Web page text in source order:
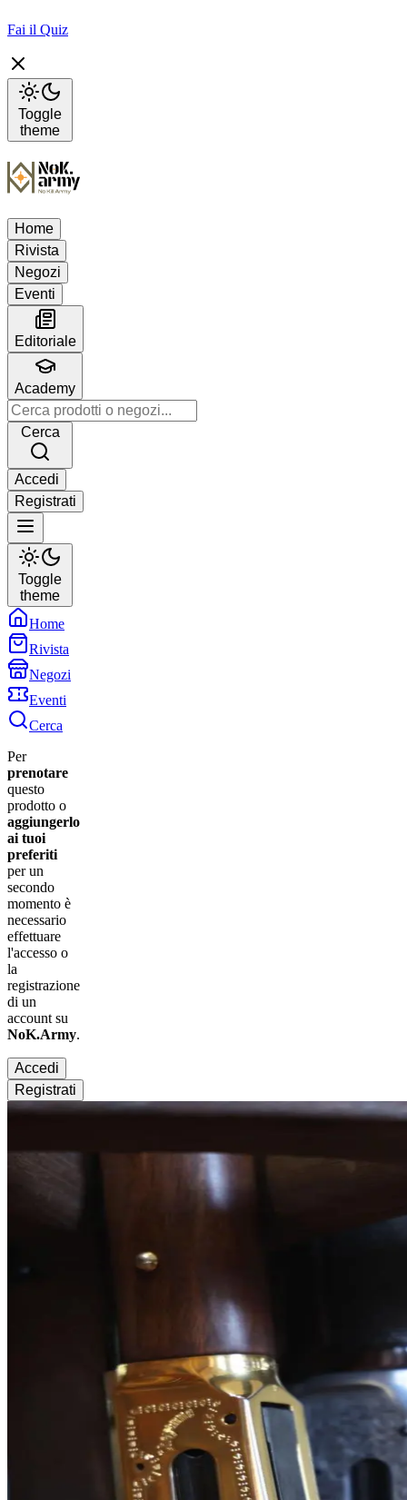
Fai il Quiz
Toggle
theme
Home
Rivista
Negozi
Eventi
Editoriale
Academy
Accedi
Registrati
Toggle
theme
Home
Rivista
Negozi
Eventi
Cerca
Per
prenotare
questo
prodotto o
aggiungerlo
ai tuoi
preferiti
per un
secondo
momento è
necessario
effettuare
l'accesso o
la
registrazione
di un
account su
NoK.Army.
Accedi
Registrati